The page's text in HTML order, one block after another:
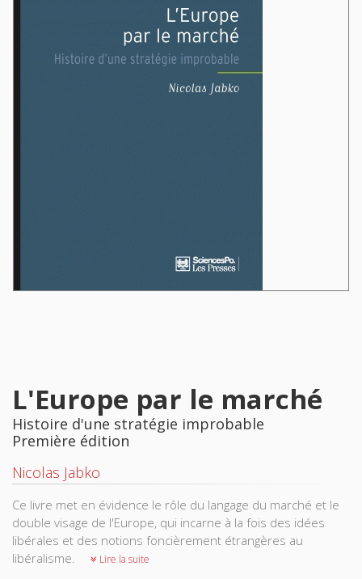
L'Europe par le marché
Histoire d'une stratégie improbable
Première édition
Nicolas Jabko
Ce livre met en évidence le rôle du langage du marché et le
double visage de l'Europe, qui incarne à la fois des idées
libérales et des notions foncièrement étrangères au
libéralisme.
Lire la suite